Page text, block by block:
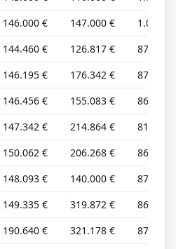
146.000 € 147.000 €
1.000 €
144.460 € 126.817 €
872 €
146.195 € 176.342 €
870 €
146.456 € 155.083 €
865 €
147.342 € 214.864 €
818 €
150.062 € 206.268 €
862 €
148.093 € 140.000 €
871 €
149.335 € 319.872 €
866 €
190.640 € 321.178 € 872 €